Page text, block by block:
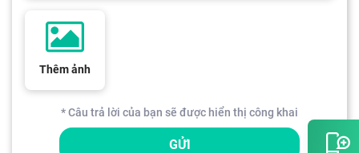
Thêm ảnh
* Câu trả lời của bạn sẽ được hiển thị công khai
GỬI